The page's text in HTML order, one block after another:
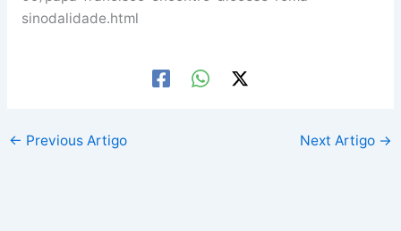
sinodalidade.html
← Previous Artigo Next Artigo →